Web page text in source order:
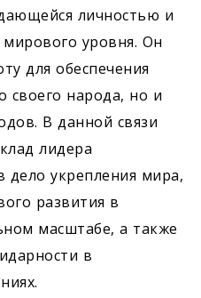
личностью и
уровня. Он
для обеспечения
своего народа, но и
В данной связи
лидера
дело укрепления мира,
развития в
масштабе, а также
в